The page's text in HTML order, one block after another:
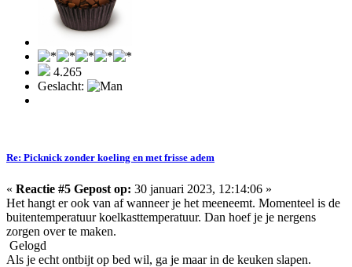
4.265
Geslacht:
Re: Picknick zonder koeling en met frisse adem
« Reactie #5 Gepost op: 30 januari 2023, 12:14:06 »
Het hangt er ook van af wanneer je het meeneemt. Momenteel is de
buitentemperatuur koelkasttemperatuur. Dan hoef je je nergens
zorgen over te maken.
Gelogd
Als je echt ontbijt op bed wil, ga je maar in de keuken slapen.